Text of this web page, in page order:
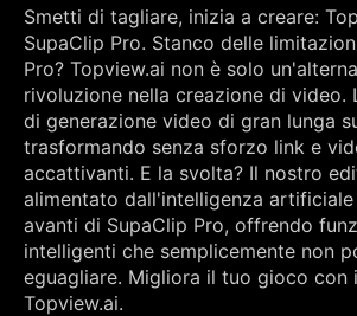
Smetti di tagliare, inizia a creare:
SupaClip Pro. Stanco delle
Pro? Topview.ai non è solo
rivoluzione nella creazione di video.
di generazione video di gran lunga
trasformando senza sforzo link e
accattivanti. E la svolta? Il nostro
alimentato dall'intelligenza
avanti di SupaClip Pro, offrendo
intelligenti che semplicemente non
eguagliare. Migliora il tuo gioco con
Topview.ai.